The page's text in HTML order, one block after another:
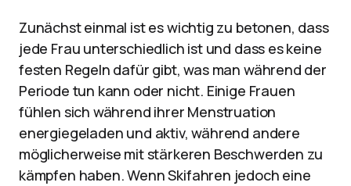
Zunächst einmal ist es wichtig zu betonen, dass
jede Frau unterschiedlich ist und dass es keine
festen Regeln dafür gibt, was man während der
Periode tun kann oder nicht. Einige Frauen
fühlen sich während ihrer Menstruation
energiegeladen und aktiv, während andere
möglicherweise mit stärkeren Beschwerden zu
kämpfen haben. Wenn Skifahren jedoch eine